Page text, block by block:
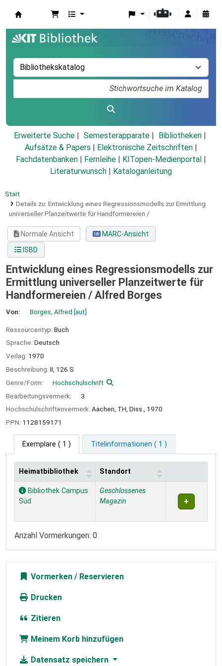
Erweiterte Suche Semesterapparate
Bibliotheken
Aufsätze & Papers
Elektronische Zeitschriften
Fachdatenbanken
Fernleihe KITopen-Medienportal
Literaturwunsch
Kataloganleitung
Start
Details zu: Entwicklung eines Regressionsmodells zur Ermittlung
universeller Planzeitwerte für Handformereien /
Normale Ansicht
MARC-Ansicht
ISBD
Entwicklung eines Regressionsmodells zur
Ermittlung universeller Planzeitwerte für
Handformereien / Alfred Borges
Von: Borges, Alfred [aut]
Ressourcentyp: Buch
Sprache: Deutsch
Verlag: 1970
Beschreibung: II, 126 S
Genre/Form:
Hochschulschrift
Bearbeitungsvermerk:
3
Hochschulschriftenvermerk: Aachen, TH, Diss., 1970
PPN: 1128159171
Exemplare ( 1 ) Titelinformationen ( 1 )
Exemplare
Heimatbibliothek Standort
Bibliothek Campus
Süd
Geschlossenes
Magazin
Anzahl Vormerkungen: 0
Vormerken
Drucken
Zitieren
Meinem Korb hinzufügen
Datensatz speichern